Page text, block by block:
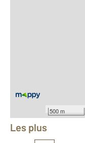
500 m
Équipements
Les plus